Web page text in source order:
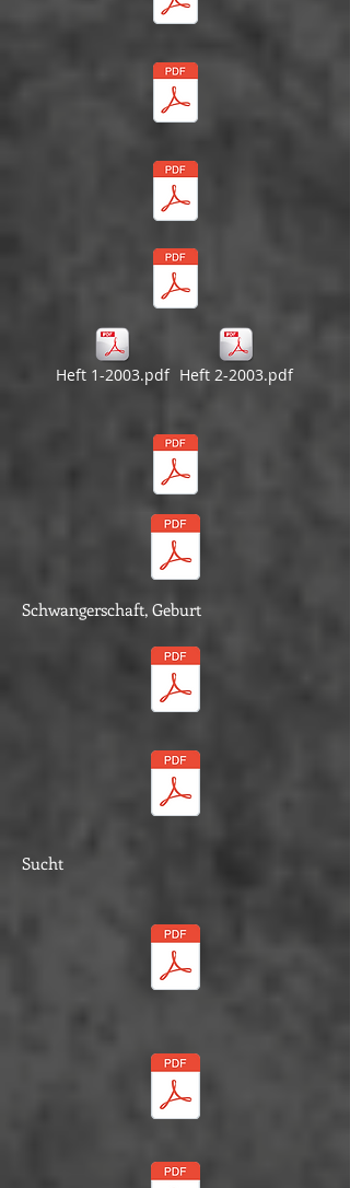
Heft 1-2003.pdf Heft 2-2003.pdf
Schwangerschaft, Geburt
Sucht